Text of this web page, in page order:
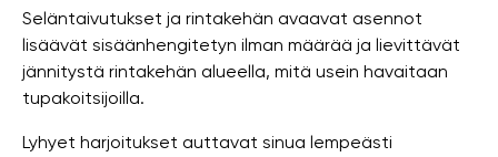
Seläntaivutukset ja rintakehän avaavat asennot
lisäävät sisäänhengitetyn ilman määrää ja lievittävät
jännitystä rintakehän alueella, mitä usein havaitaan
tupakoitsijoilla.
Lyhyet harjoitukset auttavat sinua lempeästi